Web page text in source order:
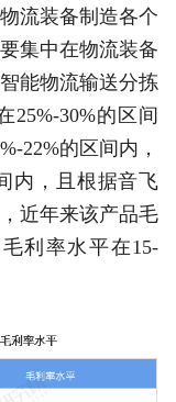
流装备制造各个
集中在物流装备
能物流输送分拣
25%-30%的区间
22%的区间内，
内，且根据音飞
近年来该产品毛
利率水平在15-